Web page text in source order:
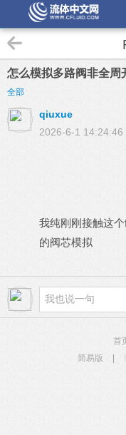
怎么模拟多路阀非全周
全部
qiuxue
2026-6-1 14:24:46
我纯刚刚接触这
的阀芯模拟
首
简易版